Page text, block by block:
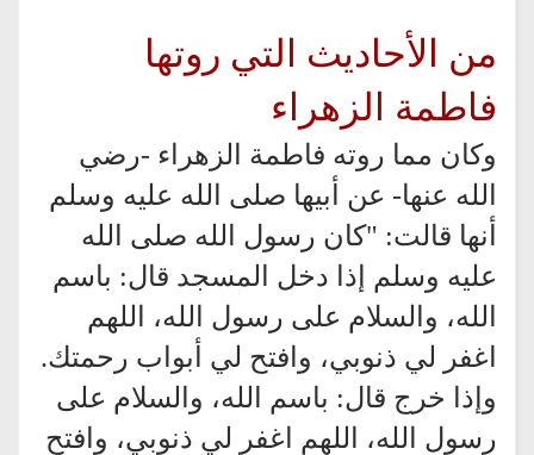
من الأحاديث التي روتها
فاطمة الزهراء
وكان مما روته فاطمة الزهراء -رضي
الله عنها- عن أبيها صلى الله عليه وسلم
أنها قالت: "كان رسول الله صلى الله
عليه وسلم إذا دخل المسجد قال: باسم
الله، والسلام على رسول الله، اللهم
اغفر لي ذنوبي، وافتح لي أبواب رحمتك.
وإذا خرج قال: باسم الله، والسلام على
رسول الله، اللهم اغفر لي ذنوبي، وافتح